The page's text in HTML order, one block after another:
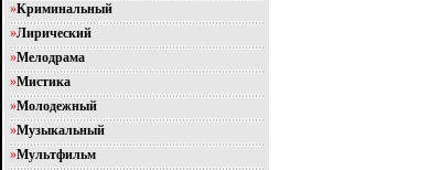
»Криминальный
»Лирический
»Мелодрама
»Мистика
»Молодежный
»Музыкальный
»Мультфильм